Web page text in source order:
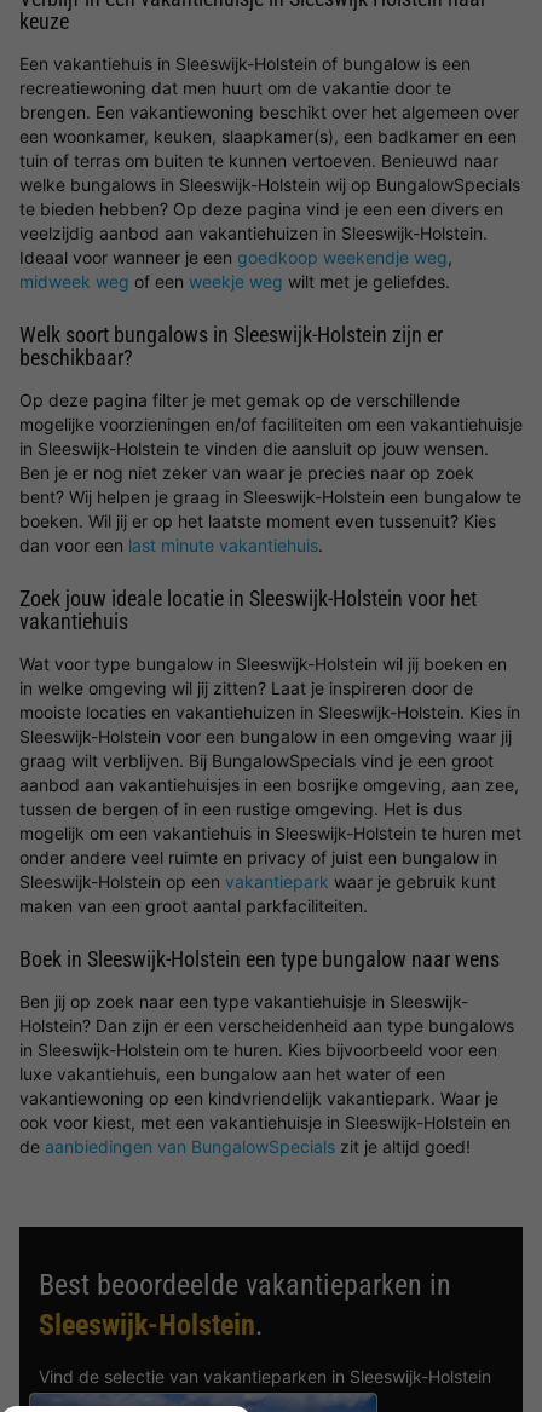
keuze
Een vakantiehuis in Sleeswijk-Holstein of bungalow is een
recreatiewoning dat men huurt om de vakantie door te
brengen. Een vakantiewoning beschikt over het algemeen over
een woonkamer, keuken, slaapkamer(s), een badkamer en een
tuin of terras om buiten te kunnen vertoeven. Benieuwd naar
welke bungalows in Sleeswijk-Holstein wij op BungalowSpecials
te bieden hebben? Op deze pagina vind je een een divers en
veelzijdig aanbod aan vakantiehuizen in Sleeswijk-Holstein.
Ideaal voor wanneer je een goedkoop weekendje weg,
midweek weg of een weekje weg wilt met je geliefdes.
Welk soort bungalows in Sleeswijk-Holstein zijn er
beschikbaar?
Op deze pagina filter je met gemak op de verschillende
mogelijke voorzieningen en/of faciliteiten om een vakantiehuisje
in Sleeswijk-Holstein te vinden die aansluit op jouw wensen.
Ben je er nog niet zeker van waar je precies naar op zoek
bent? Wij helpen je graag in Sleeswijk-Holstein een bungalow te
boeken. Wil jij er op het laatste moment even tussenuit? Kies
dan voor een last minute vakantiehuis.
Zoek jouw ideale locatie in Sleeswijk-Holstein voor het
vakantiehuis
Wat voor type bungalow in Sleeswijk-Holstein wil jij boeken en
in welke omgeving wil jij zitten? Laat je inspireren door de
mooiste locaties en vakantiehuizen in Sleeswijk-Holstein. Kies in
Sleeswijk-Holstein voor een bungalow in een omgeving waar jij
graag wilt verblijven. Bij BungalowSpecials vind je een groot
aanbod aan vakantiehuisjes in een bosrijke omgeving, aan zee,
tussen de bergen of in een rustige omgeving. Het is dus
mogelijk om een vakantiehuis in Sleeswijk-Holstein te huren met
onder andere veel ruimte en privacy of juist een bungalow in
Sleeswijk-Holstein op een vakantiepark waar je gebruik kunt
maken van een groot aantal parkfaciliteiten.
Boek in Sleeswijk-Holstein een type bungalow naar wens
Ben jij op zoek naar een type vakantiehuisje in Sleeswijk-
Holstein? Dan zijn er een verscheidenheid aan type bungalows
in Sleeswijk-Holstein om te huren. Kies bijvoorbeeld voor een
luxe vakantiehuis, een bungalow aan het water of een
vakantiewoning op een kindvriendelijk vakantiepark. Waar je
ook voor kiest, met een vakantiehuisje in Sleeswijk-Holstein en
de aanbiedingen van BungalowSpecials zit je altijd goed!
Best beoordeelde vakantieparken in
Sleeswijk-Holstein.
Vind de selectie van vakantieparken in Sleeswijk-Holstein
met de beste reviews.